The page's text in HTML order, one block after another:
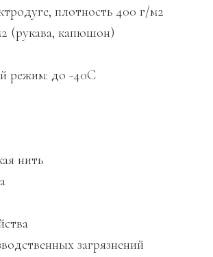
плотность 400 г/м2
(рукава, капюшон)
режим: до -40С
нить
загрязнений